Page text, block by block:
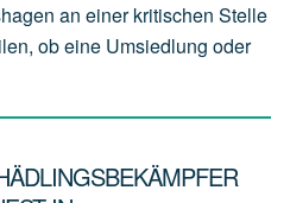
an einer kritischen Stelle
ob eine Umsiedlung oder